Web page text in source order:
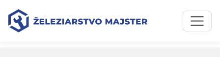
Preskočiť na obsah
Preskočiť na hlavné menu
Úvodná stránka
Pletivo GARDEN HEX PVC 500/13/0,9 mm, zelené, RAL
6005, šesťhranné, chovateľské, bal. 10 m